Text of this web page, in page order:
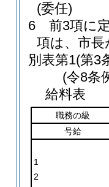
(委任)
6
前3項に
項は、市
別表第1(第3
(令8条
給料表
職務の級
号給
1
2